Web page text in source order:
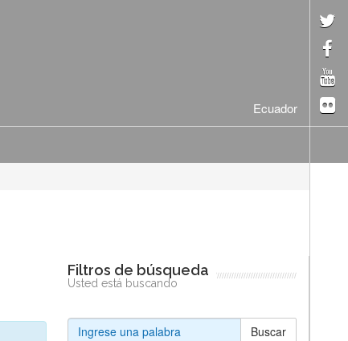
Ecuador
Filtros de búsqueda
Usted está buscando
Buscar